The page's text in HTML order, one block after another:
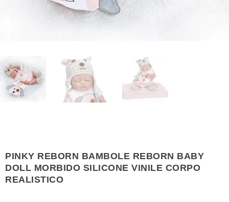
PINKY REBORN BAMBOLE REBORN BABY
DOLL MORBIDO SILICONE VINILE CORPO
REALISTICO